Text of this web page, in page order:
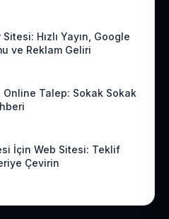
Sitesi: Hızlı Yayın, Google
ve Reklam Geliri
Online Talep: Sokak Sokak
İçin Web Sitesi: Teklif
Çevirin